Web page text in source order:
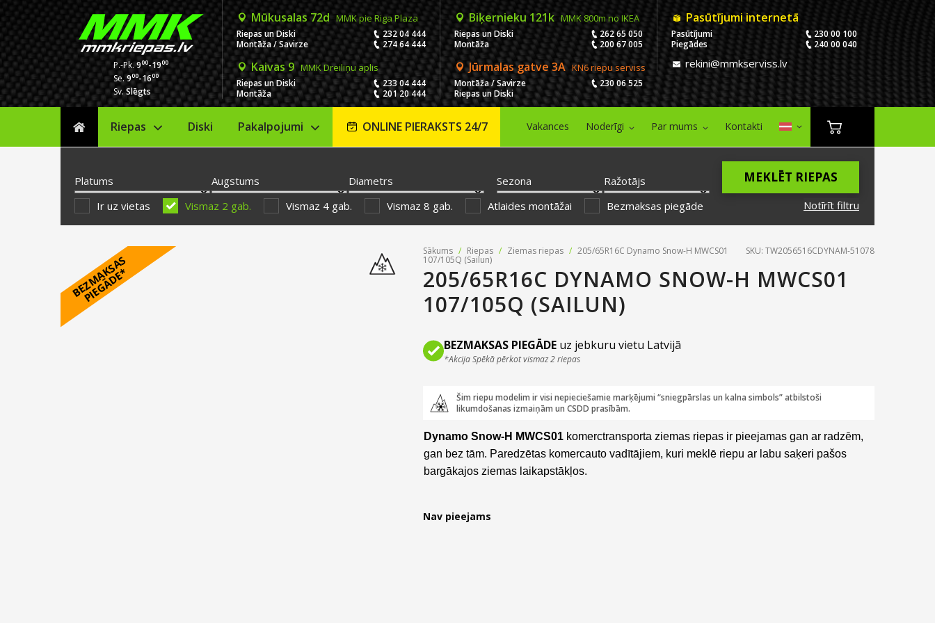
P.-Pk.900-1900
Se.900-1600
Sv.Slēgts
Mūkusalas 72d MMK pie Riga Plaza
Riepas un Diski
232 04 444
Montāža / Savirze
274 64 444
Biķernieku 121k MMK 800m no IKEA
Riepas un Diski
262 65 050
Montāža
200 67 005
Kaivas 9 MMK Dreiliņu aplis
Riepas un Diski
233 04 444
Montāža
201 20 444
Jūrmalas gatve 3A KN6 riepu serviss
Montāža / Savirze
230 06 525
Riepas un Diski
Pasūtījumi internetā
Pasūtījumi
230 00 100
Piegādes
240 00 040
rekini@mmkserviss.lv
Sākums
Riepas Diski Pakalpojumi ONLINE PIERAKSTS 24/7 Vakances Noderīgi Par mums Kontakti
Platums Augstums Diametrs Sezona
Ražotājs
Notīrīt filtru
MEKLĒT RIEPAS
Ir uz vietas Vismaz 2 gab. Vismaz 4 gab. Vismaz 8 gab. Atlaides montāžai Bezmaksas piegāde
B
E
Z
M
A
K
S
A
S
P
I
E
G
Ā
D
E
*
Sākums / Riepas / Ziemas riepas / 205/65R16C Dynamo Snow-H MWCS01
107/105Q (Sailun)
SKU: TW2056516CDYNAM-51078
205/65R16C DYNAMO SNOW-H MWCS01
107/105Q (SAILUN)
BEZMAKSAS PIEGĀDEuz jebkuru vietu Latvijā
*Akcija Spēkā pērkot vismaz 2 riepas
Šim riepu modelim ir visi nepieciešamie marķējumi “sniegpārslas un kalna simbols” atbilstoši
likumdošanas izmaiņām un CSDD prasībām.
Dynamo Snow-H MWCS01komerctransporta ziemas riepas ir pieejamas gan ar radzēm,
gan bez tām. Paredzētas komercauto vadītājiem, kuri meklē riepu ar labu saķeri pašos
bargākajos ziemas laikapstākļos.
Nav pieejams